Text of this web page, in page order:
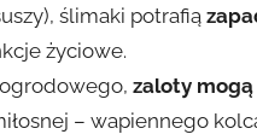
ślimaki potrafią
życiowe.
ogrodowego,zaloty
– wapiennego